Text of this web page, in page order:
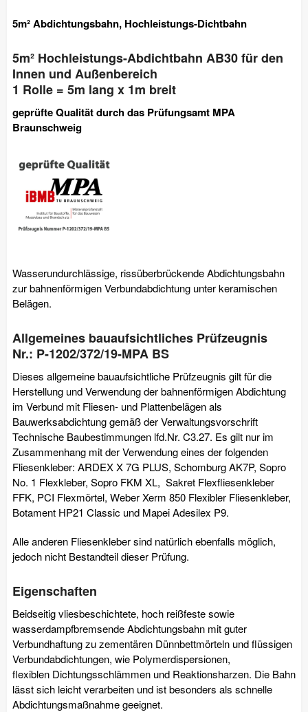
5m² Abdichtungsbahn, Hochleistungs-Dichtbahn
5m² Hochleistungs-Abdichtbahn AB30 für den
Innen und Außenbereich
1 Rolle = 5m lang x 1m breit
geprüfte Qualität durch das Prüfungsamt MPA
Braunschweig
Wasserundurchlässige, rissüberbrückende Abdichtungsbahn
zur bahnenförmigen Verbundabdichtung unter keramischen
Belägen.
Allgemeines bauaufsichtliches Prüfzeugnis
Nr.: P-1202/372/19-MPA BS
Dieses allgemeine bauaufsichtliche Prüfzeugnis gilt für die
Herstellung und Verwendung der bahnenförmigen Abdichtung
im Verbund mit Fliesen- und Plattenbelägen als
Bauwerksabdichtung gemäß der Verwaltungsvorschrift
Technische Baubestimmungen lfd.Nr. C3.27. Es gilt nur im
Zusammenhang mit der Verwendung eines der folgenden
Fliesenkleber: ARDEX X 7G PLUS, Schomburg AK7P, Sopro
No. 1 Flexkleber, Sopro FKM XL, Sakret Flexfliesenkleber
FFK, PCI Flexmörtel, Weber Xerm 850 Flexibler Fliesenkleber,
Botament HP21 Classic und Mapei Adesilex P9.
Alle anderen Fliesenkleber sind natürlich ebenfalls möglich,
jedoch nicht Bestandteil dieser Prüfung.
Eigenschaften
Beidseitig vliesbeschichtete, hoch reißfeste sowie
wasserdampfbremsende Abdichtungsbahn mit guter
Verbundhaftung zu zementären Dünnbettmörteln und flüssigen
Verbundabdichtungen, wie Polymerdispersionen,
flexiblen Dichtungsschlämmen und Reaktionsharzen. Die Bahn
lässt sich leicht verarbeiten und ist besonders als schnelle
Abdichtungsmaßnahme geeignet.